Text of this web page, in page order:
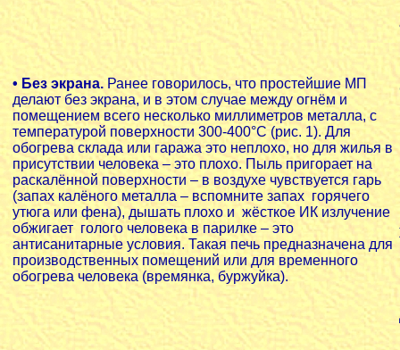
• Без экрана. Ранее говорилось, что простейшие МП
делают без экрана, и в этом случае между огнём и
помещением всего несколько миллиметров металла, с
температурой поверхности 300-400°С (рис. 1). Для
обогрева склада или гаража это неплохо, но для жилья в
присутствии человека – это плохо. Пыль пригорает на
раскалённой поверхности – в воздухе чувствуется гарь
(запах калёного металла – вспомните запах горячего
утюга или фена), дышать плохо и жёсткое ИК излучение
обжигает голого человека в парилке – это
антисанитарные условия. Такая печь предназначена для
производственных помещений или для временного
обогрева человека (времянка, буржуйка).